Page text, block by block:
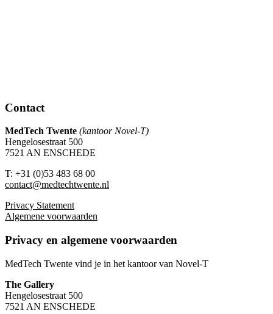
Contact
MedTech Twente (kantoor Novel-T)
Hengelosestraat 500
7521 AN ENSCHEDE
T: +31 (0)53 483 68 00
contact@medtechtwente.nl
Privacy Statement
Algemene voorwaarden
Privacy en algemene voorwaarden
MedTech Twente vind je in het kantoor van Novel-T
The Gallery
Hengelosestraat 500
7521 AN ENSCHEDE